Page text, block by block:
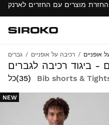
לדף הבית
Siroko.com
גברים רכיבה על אופניים אופניים
- ביגוד רכיבה לגברים
צבעים וסגנונות חדשים; יותר בגדים ואביזרים כדי לעדכן את הסגנון שלך על האופניים
כל(35) Bib shorts &
NEW